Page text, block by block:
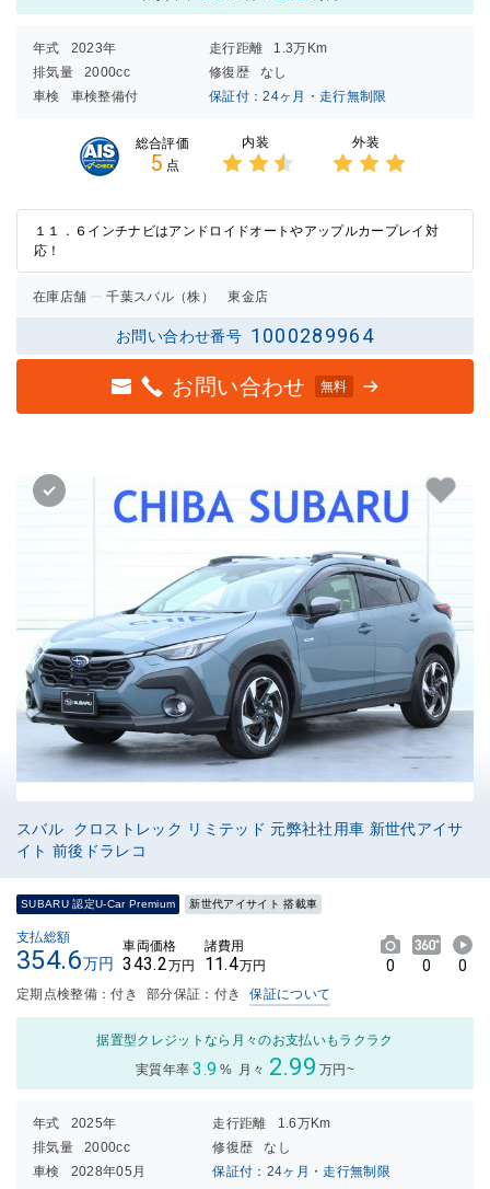
年式 2023年 走行距離
1.3万Km
排気量
2000cc 修復歴
なし
車検
車検整備付 保証付：24ヶ月・走行無制限
総合評価
5 点
内装
2.5点
の評価
外装
3点の
評価
１１．６インチナビはアンドロイドオートやアップルカープレイ対
応！
在庫店舗 千葉スバル（株） 東金店
お問い合わせ番号 1000289964
お問い合わせ 無料
スバル クロストレック リミテッド 元弊社社用車 新世代アイサ
イト 前後ドラレコ
SUBARU 認定U-Car Premium 新世代アイサイト 搭載車
支払総額
354.6万円
車両価格
343.2万円
諸費用
11.4万円 0 0 0
定期点検整備：付き 部分保証：付き 保証について
据置型クレジットなら月々のお支払いもラクラク
実質年率 3.9 % 月々 2.99 万円~
年式 2025年 走行距離
1.6万Km
排気量
2000cc 修復歴
なし
車検
2028年05月 保証付：24ヶ月・走行無制限